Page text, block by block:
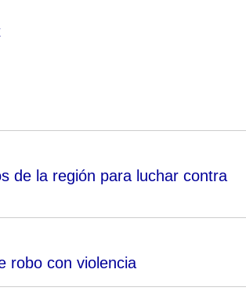
de la región para luchar contra
robo con violencia